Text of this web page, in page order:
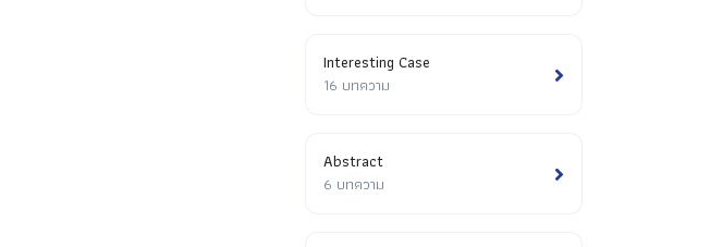
Interesting Case
16 บทความ
Abstract
6 บทความ